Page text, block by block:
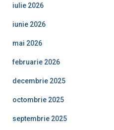
iulie 2026
iunie 2026
mai 2026
februarie 2026
decembrie 2025
octombrie 2025
septembrie 2025